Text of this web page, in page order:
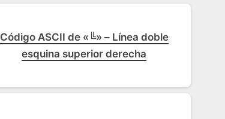
Código ASCII de «╚» – Línea doble
esquina superior derecha